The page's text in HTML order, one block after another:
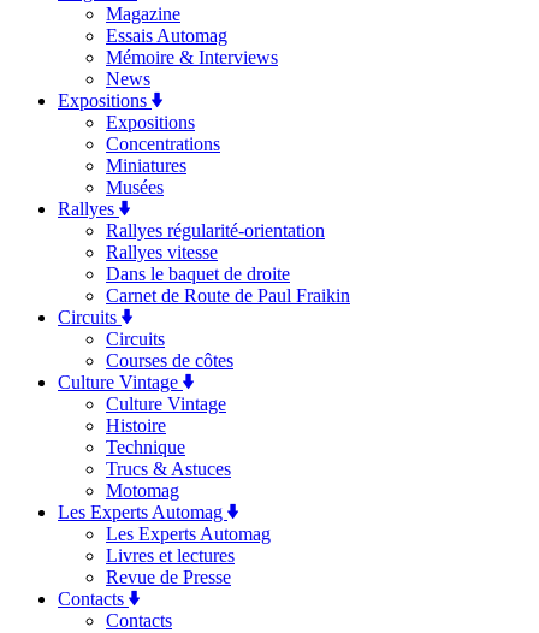
Magazine
Essais Automag
Mémoire & Interviews
News
Expositions
Expositions
Concentrations
Miniatures
Musées
Rallyes
Rallyes régularité-orientation
Rallyes vitesse
Dans le baquet de droite
Carnet de Route de Paul Fraikin
Circuits
Circuits
Courses de côtes
Culture Vintage
Culture Vintage
Histoire
Technique
Trucs & Astuces
Motomag
Les Experts Automag
Les Experts Automag
Livres et lectures
Revue de Presse
Contacts
Contacts